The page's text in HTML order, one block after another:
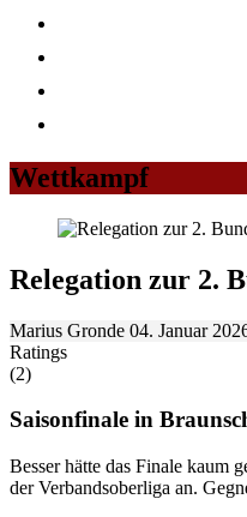
Wettkampf
Relegation zur 2.
Marius Gronde 04. Januar
Ratings
(2)
Saisonfinale in
Besser hätte das Finale kaum
der Verbandsoberliga an.